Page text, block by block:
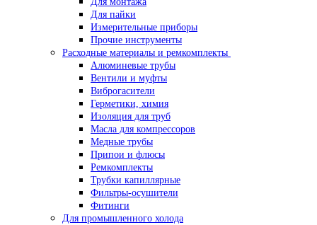
Для пайки
Измерительные приборы
Прочие инструменты
Расходные материалы и ремкомплекты
Алюминевые трубы
Вентили и муфты
Виброгасители
Герметики, химия
Изоляция для труб
Масла для компрессоров
Медные трубы
Припои и флюсы
Ремкомплекты
Трубки капиллярные
Фильтры-осушители
Фитинги
Для промышленного холода